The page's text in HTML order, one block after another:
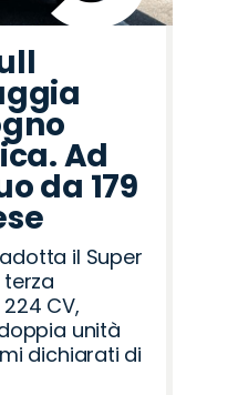
Ad
da 179
il Super
CV,
unità
dichiarati di